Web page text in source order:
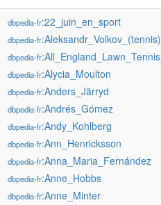
dbpedia-fr:22_juin_en_sport
dbpedia-fr:Aleksandr_Volkov_(tennis)
dbpedia-fr
dbpedia-fr:Alycia_Moulton
dbpedia-fr:Anders_Järryd
dbpedia-fr:Andrés_Gómez
dbpedia-fr:Andy_Kohlberg
dbpedia-fr:Ann_Henricksson
dbpedia-fr:Anna_Maria_Fernández
dbpedia-fr:Anne_Hobbs
dbpedia-fr:Anne_Minter